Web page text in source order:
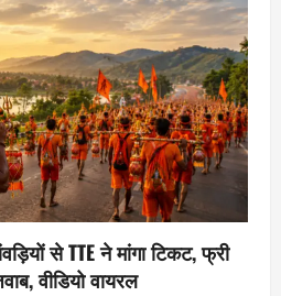
से TTE ने मांगा टिकट, फ्री
वीडियो वायरल